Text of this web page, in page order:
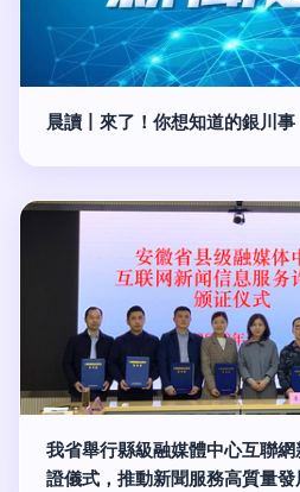
晨讀丨來了！你想知道的銀川事
我省舉行縣級融媒體中心互聯
證儀式，推動新聞服務高質量發